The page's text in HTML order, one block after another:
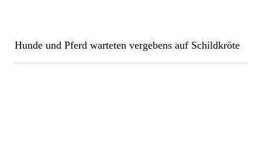
Hunde und Pferd warteten vergebens auf Schildkröte